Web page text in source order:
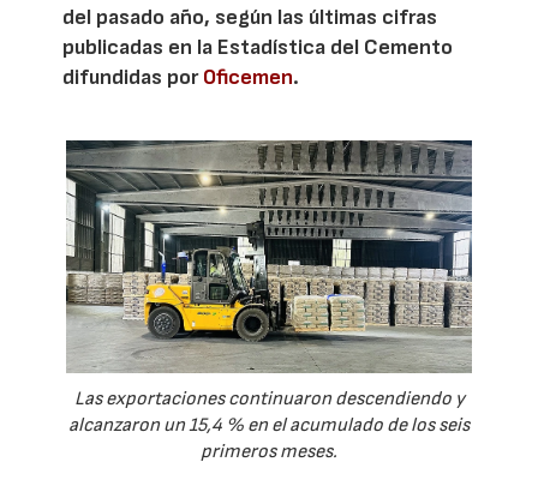
del pasado año, según las últimas cifras
publicadas en la Estadística del Cemento
difundidas porOficemen.
Las exportaciones continuaron descendiendo y
alcanzaron un 15,4 % en el acumulado de los seis
primeros meses.